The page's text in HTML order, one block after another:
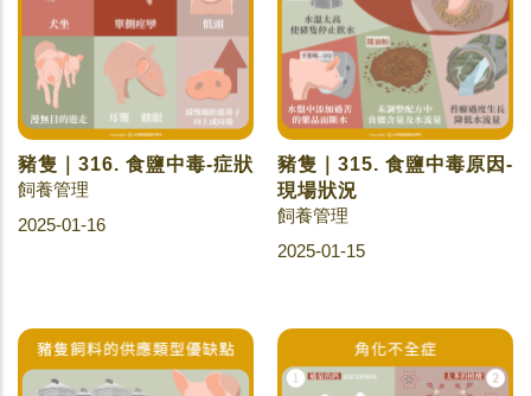
豬隻｜316. 食鹽中毒-症狀
飼養管理
2025-01-16
豬隻｜315. 食鹽中毒原因-
現場狀況
飼養管理
2025-01-15